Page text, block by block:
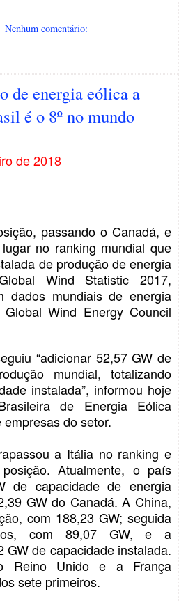
Nenhum comentário:
de energia eólica a
é o 8º no mundo
de 2018
passando o Canadá, e
no ranking mundial que
de produção de energia
Wind Statistic 2017,
dados mundiais de energia
Wind Energy Council
“adicionar 52,57 GW de
mundial, totalizando
instalada”, informou hoje
de Energia Eólica
do setor.
a Itália no ranking e
Atualmente, o país
de capacidade de energia
GW do Canadá. A China,
com 188,23 GW; seguida
com 89,07 GW, e a
GW de capacidade instalada.
Reino Unido e a França
sete primeiros.